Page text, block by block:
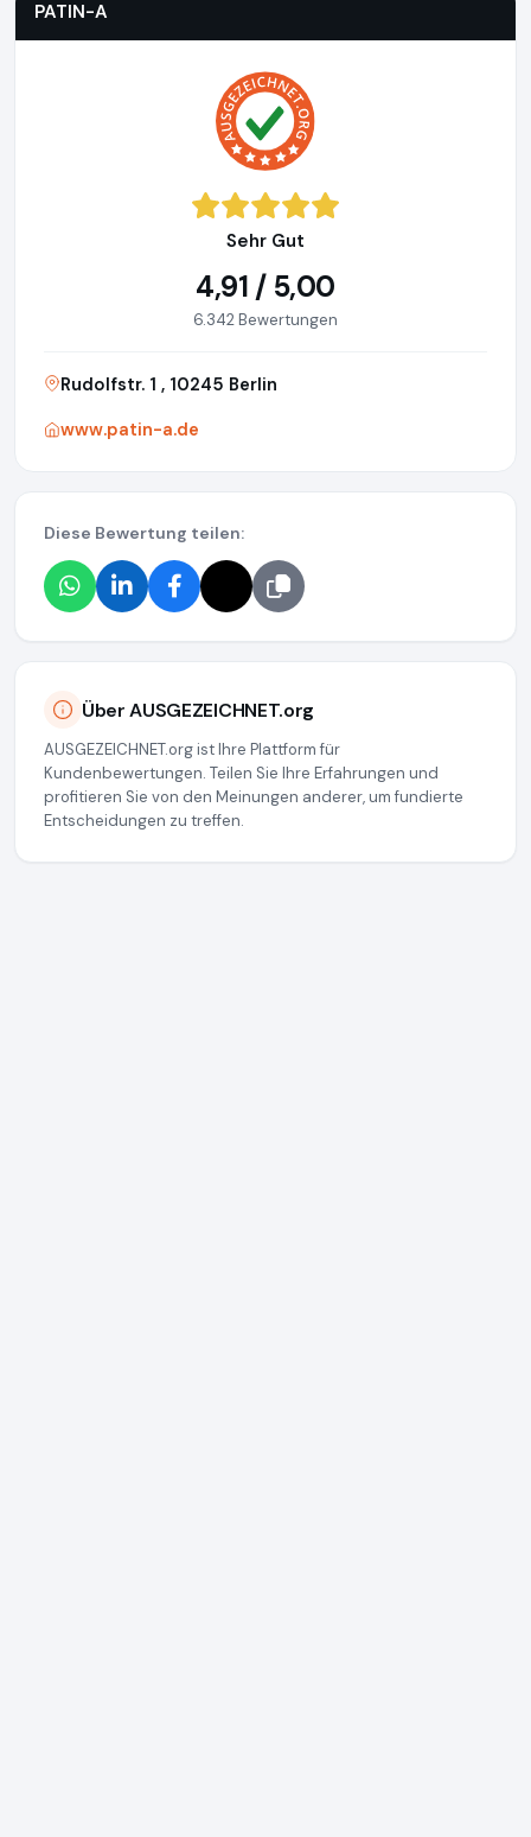
PATIN-A
Sehr Gut
4,91 / 5,00
6.342 Bewertungen
Rudolfstr. 1 , 10245 Berlin
www.patin-a.de
Diese Bewertung teilen:
Über AUSGEZEICHNET.org
AUSGEZEICHNET.org ist Ihre Plattform für
Kundenbewertungen. Teilen Sie Ihre Erfahrungen und
profitieren Sie von den Meinungen anderer, um fundierte
Entscheidungen zu treffen.